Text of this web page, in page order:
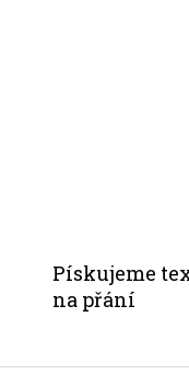
Pískujeme
na přání